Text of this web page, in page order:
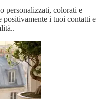
personalizzati, colorati e
i tuoi contatti e